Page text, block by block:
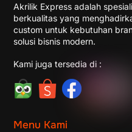
Akrilik Express adalah
berkualitas yang
custom untuk kebutuhan
solusi bisnis modern.
Kami juga tersedia di :
Menu Kami